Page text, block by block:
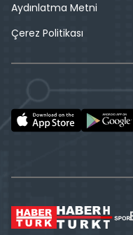
Aydınlatma Metni
Çerez Politikası